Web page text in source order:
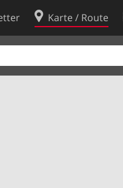
Karte / Route